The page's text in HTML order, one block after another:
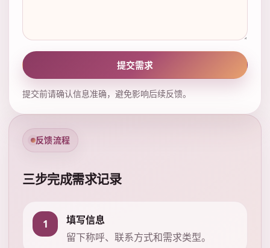
提交需求
提交前请确认信息准确，避免影响后续反馈。
反馈流程
三步完成需求记录
1
填写信息
留下称呼、联系方式和需求类型。